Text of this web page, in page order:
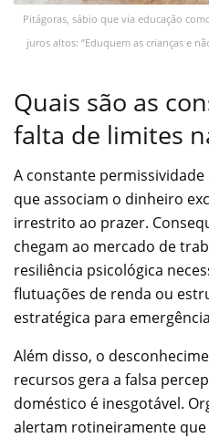
Pitágoras, sábio que via educação
juros altos: “Eduquem as crianças e
Quais são as
falta de limites
A constante
que associam o dinheiro
irrestrito ao prazer.
chegam ao mercado de
resiliência psicológica
flutuações de renda ou
estratégica para
Além disso, o
recursos gera a falsa
doméstico é inesgotável.
alertam rotineiramente